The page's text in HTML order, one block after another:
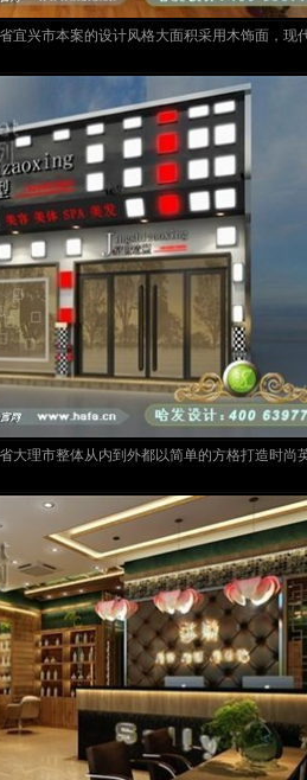
宜兴市本案的设计风格大面积采用木饰面，现
大理市整体从内到外都以简单的方格打造时尚